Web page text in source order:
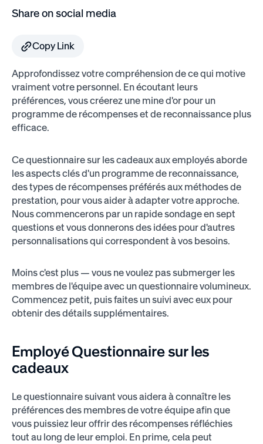
Share on social media
Copy Link
Approfondissez votre compréhension de ce qui motive
vraiment votre personnel. En écoutant leurs
préférences, vous créerez une mine d'or pour un
programme de récompenses et de reconnaissance plus
efficace.
Ce questionnaire sur les cadeaux aux employés aborde
les aspects clés d'un programme de reconnaissance,
des types de récompenses préférés aux méthodes de
prestation, pour vous aider à adapter votre approche.
Nous commencerons par un rapide sondage en sept
questions et vous donnerons des idées pour d'autres
personnalisations qui correspondent à vos besoins.
Moins c'est plus — vous ne voulez pas submerger les
membres de l'équipe avec un questionnaire volumineux.
Commencez petit, puis faites un suivi avec eux pour
obtenir des détails supplémentaires.
EmployéQuestionnaire sur les
cadeaux
Le questionnaire suivant vous aidera à connaître les
préférences des membres de votre équipe afin que
vous puissiez leur offrir des récompenses réfléchies
tout au long de leur emploi. En prime, cela peut